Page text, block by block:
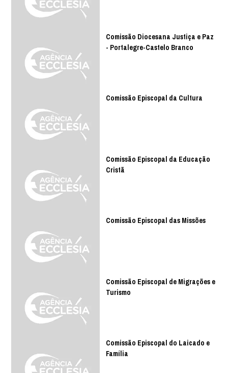
Comissão Diocesana Justiça e Paz
- Portalegre-Castelo Branco
Comissão Episcopal da Cultura
Comissão Episcopal da Educação
Cristã
Comissão Episcopal das Missões
Comissão Episcopal de Migrações e
Turismo
Comissão Episcopal do Laicado e
Família